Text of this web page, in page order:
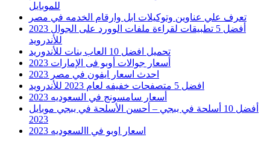
للموبايل
تعرف علي عناوين وتوكيلات ابل وارقام الخدمه في مصر
أفضل 5 تطبيقات لقراءة ملفات الوورد على الجوال 2023
للأندرويد
تحميل افضل 10 العاب بنات للأندوريد
أسعار جوالات أوبو فى الإمارات 2023
احدث اسعار ايفون في مصر 2023
افضل 5 متصفحات خفيفه لعام 2023 للأندرويد
أسعار سامسونج في السعوديه 2023
أفضل 10 أسلحة في ببجي – أحسن الأسلحة في ببجي موبايل
2023
اسعار اوبو في االسعوديه 2023